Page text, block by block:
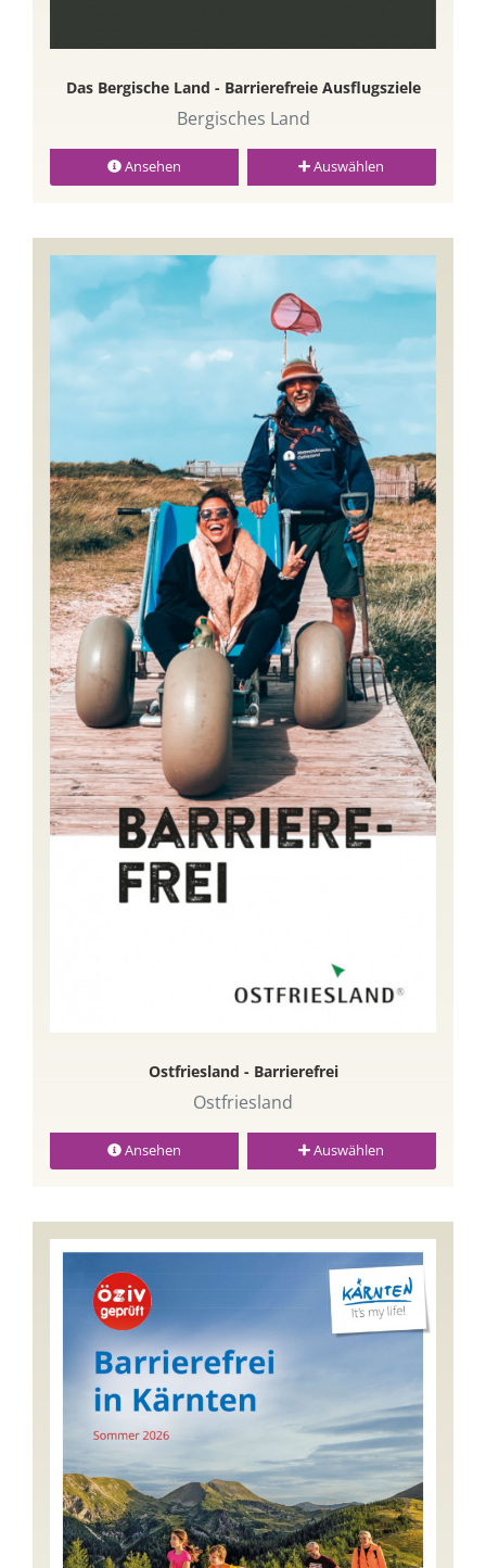
Das Bergische Land - Barrierefreie Ausflugsziele
Bergisches Land
Ansehen Auswählen
Ostfriesland - Barrierefrei
Ostfriesland
Ansehen Auswählen